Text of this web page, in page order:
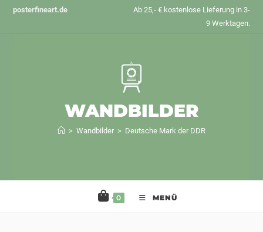
Zumposterfineart.de
Ab 25,- € kostenlose Lieferung in 3-
9 Werktagen.
WANDBILDER
> Wandbilder > Deutsche Mark der DDR
0 MENÜ